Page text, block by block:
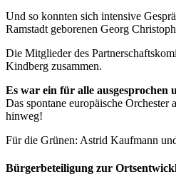
Und so konnten sich intensive
Ramstadt geborenen Georg
Die Mitglieder des
Kindberg zusammen.
Es war ein für alle
Das spontane europäische
hinweg!
Für die Grünen: Astrid Kaufmann
Bürgerbeteiligung zur